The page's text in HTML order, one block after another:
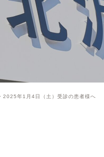
年1月4日（土）受診の患者様へ